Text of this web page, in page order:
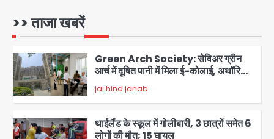
>> ताजा खबरें
1
2
आर्च में दूषित पानी में मिला ई-कोलाई, अथॉरिटी
ने शुरू की सैंपलिंग जांच
jai hind janab
लोगों की मौत; 15 घायल